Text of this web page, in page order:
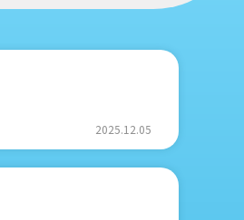
2025.12.05